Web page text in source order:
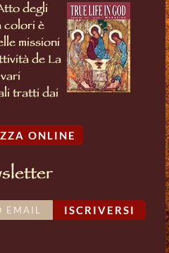
degli
colori è
missioni
de La
tratti dai
ONLINE
ISCRIVERSI